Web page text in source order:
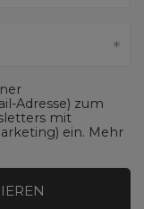
Adresse) zum
mit
ein. Mehr